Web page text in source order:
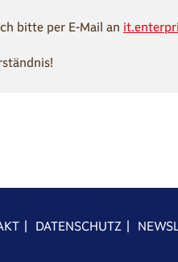
bitte per E-Mail an
| DATENSCHUTZ |